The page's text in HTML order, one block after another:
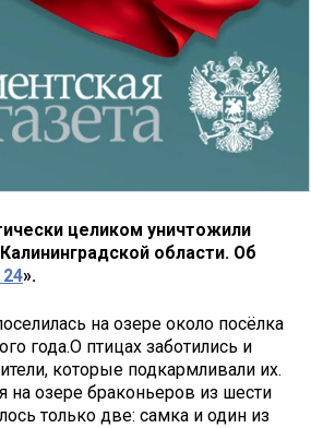
целиком уничтожили
области. Об
».
на озере около посёлка
года.О птицах заботились и
которые подкармливали их.
на озере браконьеров из шести
только две: самка и один из